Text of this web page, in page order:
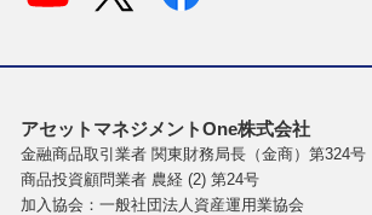
アセットマネジメントOne株式会社
金融商品取引業者 関東財務局長（金商）第324号
商品投資顧問業者 農経 (2) 第24号
加入協会：一般社団法人資産運用業協会